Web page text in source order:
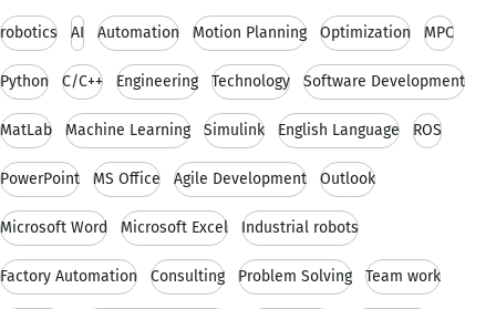
robotics AI Automation Motion Planning Optimization MPC
Python C/C++ Engineering Technology Software Development
MatLab Machine Learning Simulink English Language ROS
PowerPoint MS Office Agile Development Outlook
Microsoft Word Microsoft Excel Industrial robots
Factory Automation Consulting Problem Solving Team work